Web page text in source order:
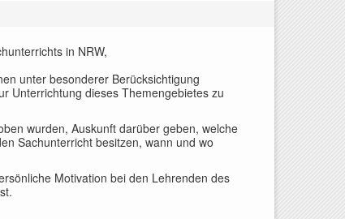
in NRW,
unter besonderer Berücksichtigung
Unterrichtung dieses Themengebietes zu
wurden, Auskunft darüber geben, welche
Sachunterricht besitzen, wann und wo
Motivation bei den Lehrenden des